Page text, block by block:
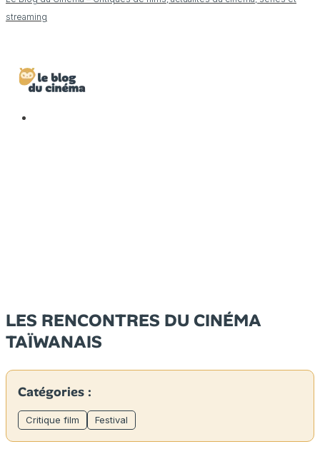
streaming
LES RENCONTRES DU CINÉMA
TAÏWANAIS
Catégories :
Critique film Festival